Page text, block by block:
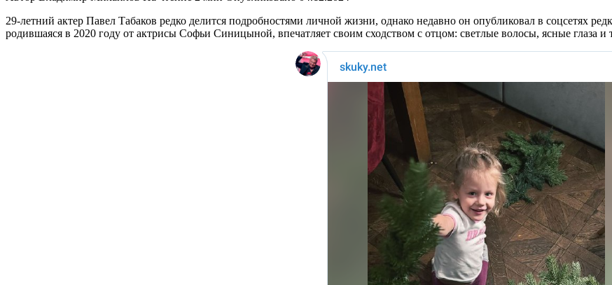
29-летний актер Павел Табаков редко делится подробностями личной жизни, однако недавно он опубликовал в соцсетях
родившаяся в 2020 году от актрисы Софьи Синицыной, впечатляет своим сходством с отцом: светлые волосы, ясные глаза и